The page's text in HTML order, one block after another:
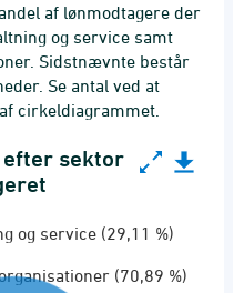
af lønmodtagere der
og service samt
Sidstnævnte består
Se antal ved at
cirkeldiagrammet.
sektor (2-grp),
sektor
og service (29,11 %)
(70,89 %)